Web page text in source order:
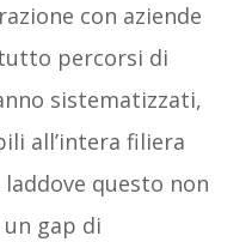
con aziende
percorsi di
sistematizzati,
all’intera filiera
questo non
gap di